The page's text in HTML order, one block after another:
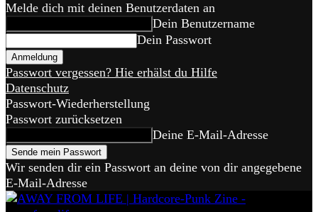
Melde dich mit deinen Benutzerdaten an
Dein Benutzername
Dein Passwort
Passwort vergessen? Hie erhälst du Hilfe
Datenschutz
Passwort-Wiederherstellung
Passwort zurücksetzen
Deine E-Mail-Adresse
Wir senden dir ein Passwort an deine von dir angegebene
E-Mail-Adresse